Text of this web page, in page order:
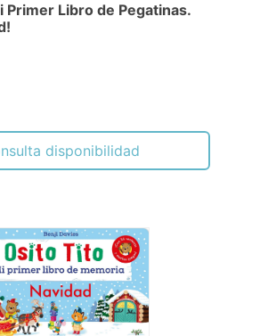
Primer Libro de Pegatinas.
disponibilidad